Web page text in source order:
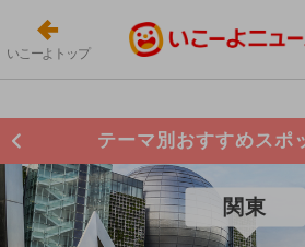
いこーよトップ
テーマ別おすすめスポ
関東